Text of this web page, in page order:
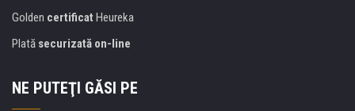
Golden certificat Heureka
Plată securizată on-line
NE PUTEŢI GĂSI PE